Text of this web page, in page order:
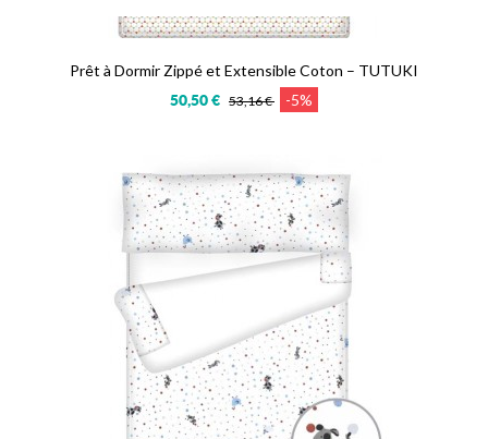
Prêt à Dormir Zippé et Extensible Coton – TUTUKI
50,50 € 53,16 € -5%